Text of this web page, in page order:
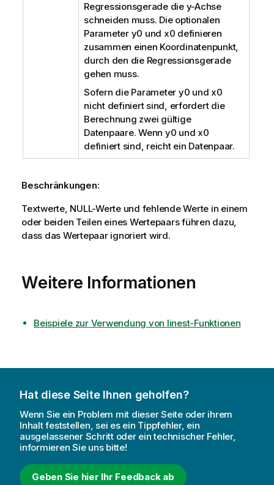
Regressionsgerade die y-Achse
schneiden muss. Die optionalen
Parameter y0 und x0 definieren
zusammen einen Koordinatenpunkt,
durch den die Regressionsgerade
gehen muss.
Sofern die Parameter y0 und x0
nicht definiert sind, erfordert die
Berechnung zwei gültige
Datenpaare. Wenn y0 und x0
definiert sind, reicht ein Datenpaar.
Beschränkungen:
Textwerte, NULL-Werte und fehlende Werte in einem
oder beiden Teilen eines Wertepaars führen dazu,
dass das Wertepaar ignoriert wird.
Weitere Informationen
Beispiele zur Verwendung von linest-Funktionen
Hat diese Seite Ihnen geholfen?
Wenn Sie ein Problem mit dieser Seite oder ihrem
Inhalt feststellen, sei es ein Tippfehler, ein
ausgelassener Schritt oder ein technischer Fehler,
informieren Sie uns bitte!
Geben Sie hier Ihr Feedback ab